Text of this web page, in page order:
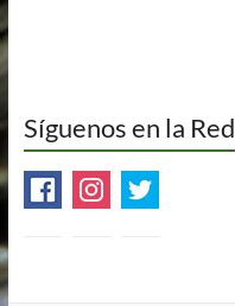
Síguenos en la Red